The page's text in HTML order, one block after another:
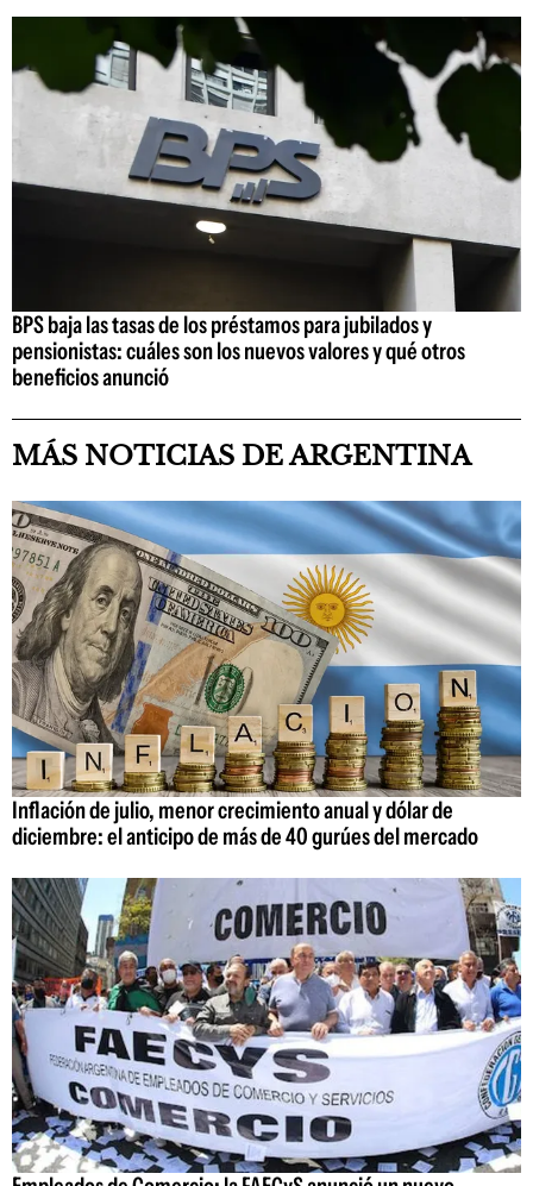
BPS baja las tasas de los préstamos para jubilados y
pensionistas: cuáles son los nuevos valores y qué otros
beneficios anunció
MÁS NOTICIAS DE ARGENTINA
Inflación de julio, menor crecimiento anual y dólar de
diciembre: el anticipo de más de 40 gurúes del mercado